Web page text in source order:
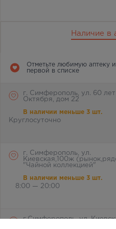
Наличие в
Отметьте любимую аптеку
первой в списке
г. Симферополь, ул. 60 лет
Октября, дом 22
В наличии меньше 3 шт.
Круглосуточно
г. Симферополь, ул.
Киевская,100ж
"Чайной коллекцией"
В наличии меньше 3 шт.
8:00 — 20:00
г.Симферополь, ул.